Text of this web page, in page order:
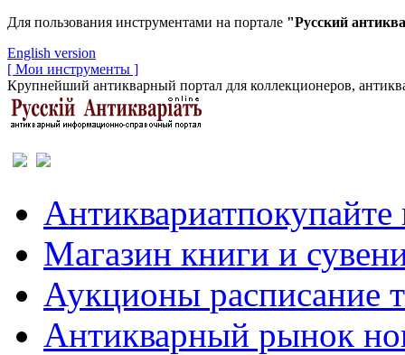
Для пользования инструментами на портале "Русский
English version
[ Мои инструменты ]
Крупнейший антикварный портал для коллекционеров,
Антиквариатпокупайте
Магазин книги и
Аукционы расписание
Антикварный рынок